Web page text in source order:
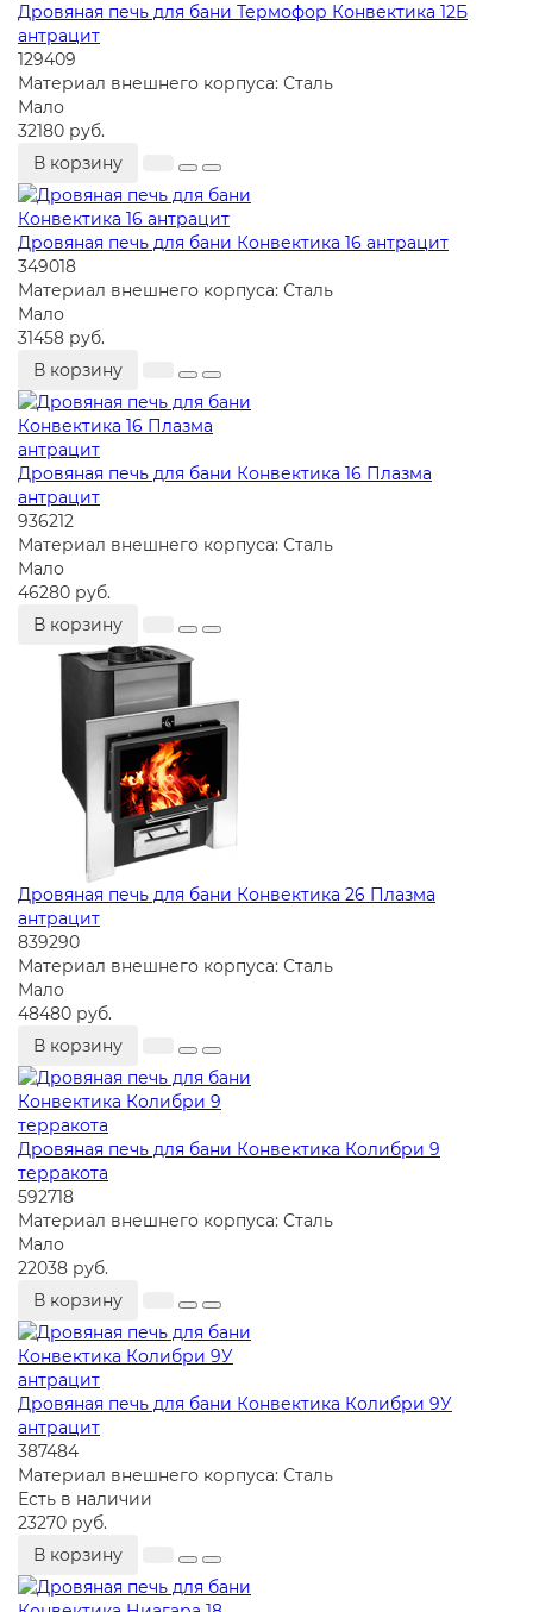
Дровяная печь для бани Термофор Конвектика 12Б
антрацит
129409
Материал внешнего корпуса: Сталь
Мало
32180 руб.
В корзину
Дровяная печь для бани Конвектика 16 антрацит
349018
Материал внешнего корпуса: Сталь
Мало
31458 руб.
В корзину
Дровяная печь для бани Конвектика 16 Плазма
антрацит
936212
Материал внешнего корпуса: Сталь
Мало
46280 руб.
В корзину
Дровяная печь для бани Конвектика 26 Плазма
антрацит
839290
Материал внешнего корпуса: Сталь
Мало
48480 руб.
В корзину
Дровяная печь для бани Конвектика Колибри 9
терракота
592718
Материал внешнего корпуса: Сталь
Мало
22038 руб.
В корзину
Дровяная печь для бани Конвектика Колибри 9У
антрацит
387484
Материал внешнего корпуса: Сталь
Есть в наличии
23270 руб.
В корзину